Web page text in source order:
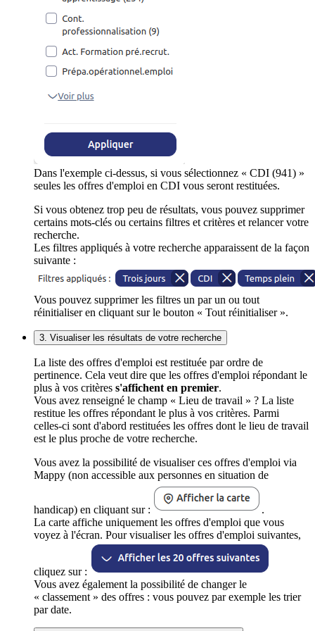
Dans l'exemple ci-dessus, si vous sélectionnez « CDI (941) »
seules les offres d'emploi en CDI vous seront restituées.
Si vous obtenez trop peu de résultats, vous pouvez supprimer
certains mots-clés ou certains filtres et critères et relancer votre
recherche.
Les filtres appliqués à votre recherche apparaissent de la façon
suivante :
Vous pouvez supprimer les filtres un par un ou tout
réinitialiser en cliquant sur le bouton « Tout réinitialiser ».
3. Visualiser les résultats de votre recherche
La liste des offres d'emploi est restituée par ordre de
pertinence. Cela veut dire que les offres d'emploi répondant le
plus à vos critères s'affichent en premier.
Vous avez renseigné le champ « Lieu de travail » ? La liste
restitue les offres répondant le plus à vos critères. Parmi
celles-ci sont d'abord restituées les offres dont le lieu de travail
est le plus proche de votre recherche.
Vous avez la possibilité de visualiser ces offres d'emploi via
Mappy (non accessible aux personnes en situation de
handicap) en cliquant sur :
.
La carte affiche uniquement les offres d'emploi que vous
voyez à l'écran. Pour visualiser les offres d'emploi suivantes,
cliquez sur :
Vous avez également la possibilité de changer le
« classement » des offres : vous pouvez par exemple les trier
par date.